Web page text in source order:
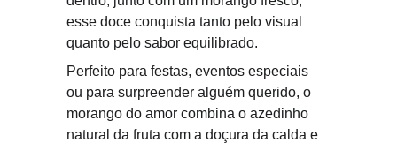
esse doce conquista tanto pelo visual
quanto pelo sabor equilibrado.
Perfeito para festas, eventos especiais
ou para surpreender alguém querido, o
morango do amor combina o azedinho
natural da fruta com a doçura da calda e